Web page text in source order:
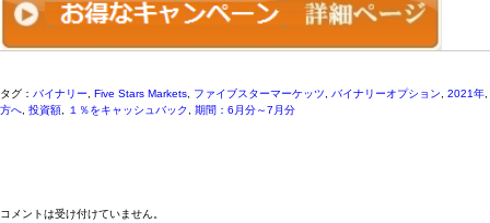
タグ： バイナリー Five Stars Markets ファイブスターマーケッツ バイナリーオプション 2021年
方へ 投資額 １％をキャッシュバック 期間：6月分～7月分
コメントは受け付けていません。